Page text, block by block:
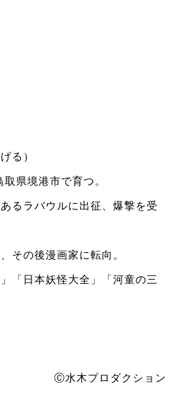
る）
県境港市で育つ。
るラバウルに出征、爆撃を受
その後漫画家に転向。
「日本妖怪大全」「河童の三
Ⓒ水木プロダクション